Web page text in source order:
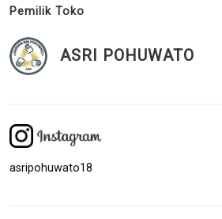
Pemilik Toko
ASRI POHUWATO
asripohuwato18